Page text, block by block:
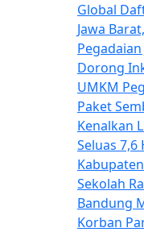
Global
Jawa
Dorong
UMKM
Paket
Kenalkan
Seluas
Sekolah
Bandung
Korban